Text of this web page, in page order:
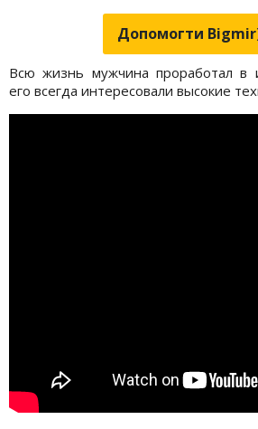
Допомогти
Всю жизнь мужчина проработал в
его всегда интересовали высокие